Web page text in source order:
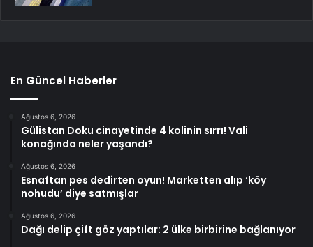
En Güncel Haberler
Ağustos 6, 2026
Gülistan Doku cinayetinde 4 kolinin sırrı! Vali
konağında neler yaşandı?
Ağustos 6, 2026
Esnaftan pes dedirten oyun! Marketten alıp ‘köy
nohudu’ diye satmışlar
Ağustos 6, 2026
Dağı delip çift göz yaptılar: 2 ülke birbirine bağlanıyor